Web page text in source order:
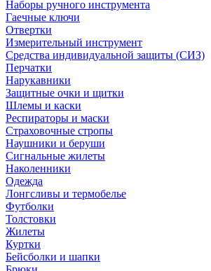
Наборы ручного инструмента
Гаечные ключи
Отвертки
Измерительный инструмент
Средства индивидуальной защиты (СИЗ)
Перчатки
Нарукавники
Защитные очки и щитки
Шлемы и каски
Респираторы и маски
Страховочные стропы
Наушники и беруши
Сигнальные жилеты
Наколенники
Одежда
Лонгсливы и термобелье
Футболки
Толстовки
Жилеты
Куртки
Бейсболки и шапки